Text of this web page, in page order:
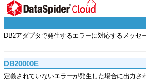
DB2アダプタで発生するエラーに対応するメッセ
DB20000E
定義されていないエラーが発生した場合に出力さ